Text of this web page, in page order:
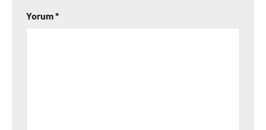
Yorum*